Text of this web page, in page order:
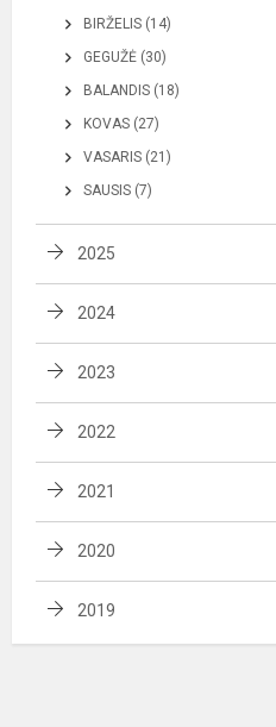
BIRŽELIS (14)
GEGUŽĖ (30)
BALANDIS (18)
KOVAS (27)
VASARIS (21)
SAUSIS (7)
2025
2024
2023
2022
2021
2020
2019